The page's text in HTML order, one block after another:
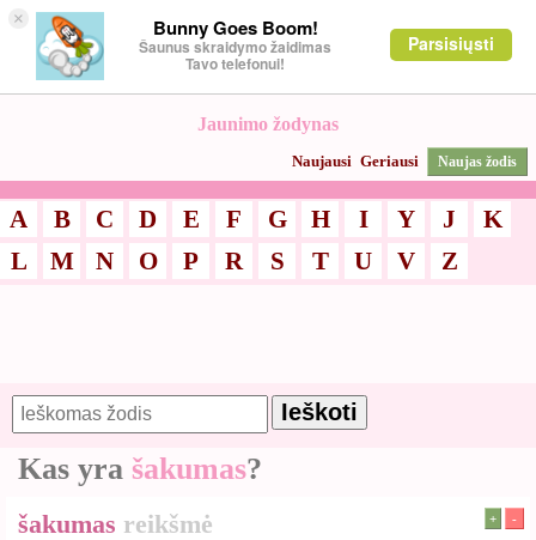
× Bunny Goes Boom!
Šaunus skraidymo žaidimas
Tavo telefonui!
Parsisiųsti
Jaunimo žodynas
Naujausi Geriausi Naujas žodis
A B C D E F G H I Y J
K
L
M N O P R S T U V Z
Kas yra šakumas?
šakumas reikšmė + -